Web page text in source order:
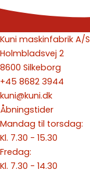
Kuni maskinfabrik A/S
Holmbladsvej 2
8600 Silkeborg
+45 8682 3944
kuni@kuni.dk
Åbningstider
Mandag til torsdag:
Kl. 7.30 - 15.30
Fredag:
Kl. 7.30 - 14.30